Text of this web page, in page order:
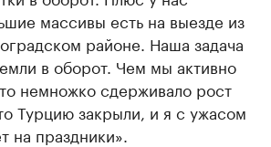
массивы есть на выезде из
районе. Наша задача
в оборот. Чем мы активно
немножко сдерживало рост
Турцию закрыли, и я с ужасом
на праздники».